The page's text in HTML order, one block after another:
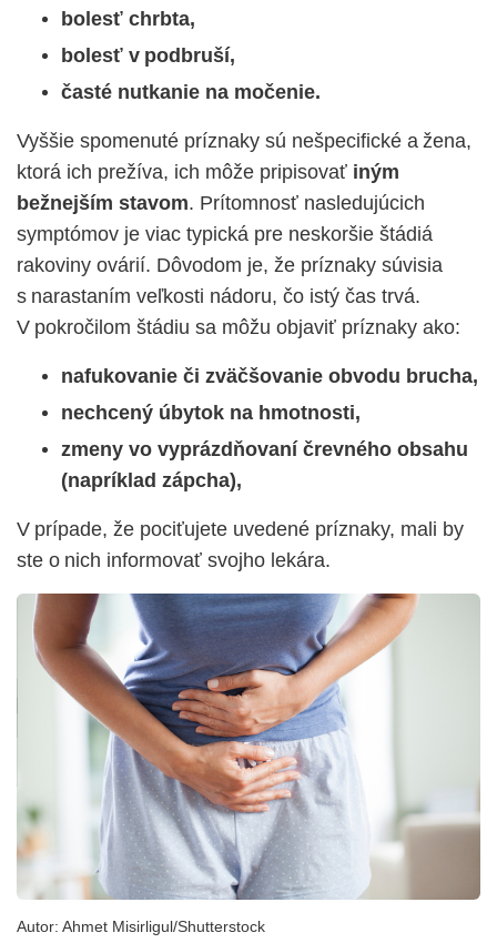
bolesť chrbta,
bolesť v podbruší,
časté nutkanie na močenie.
Vyššie spomenuté príznaky sú nešpecifické a žena,
ktorá ich prežíva, ich môže pripisovať iným
bežnejším stavom. Prítomnosť nasledujúcich
symptómov je viac typická pre neskoršie štádiá
rakoviny ovárií. Dôvodom je, že príznaky súvisia
s narastaním veľkosti nádoru, čo istý čas trvá.
V pokročilom štádiu sa môžu objaviť príznaky ako:
nafukovanie či zväčšovanie obvodu brucha,
nechcený úbytok na hmotnosti,
zmeny vo vyprázdňovaní črevného obsahu
(napríklad zápcha),
V prípade, že pociťujete uvedené príznaky, mali by
ste o nich informovať svojho lekára.
Autor: Ahmet Misirligul/Shutterstock